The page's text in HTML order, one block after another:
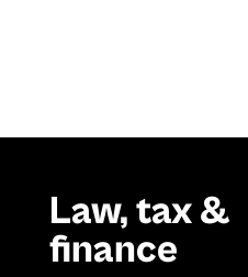
Law, tax &
finance